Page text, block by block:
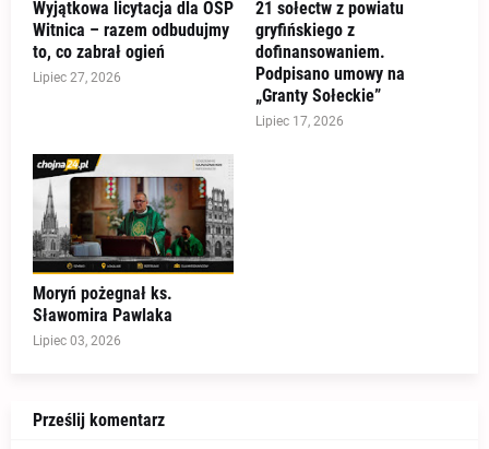
Wyjątkowa licytacja dla OSP
Witnica – razem odbudujmy
to, co zabrał ogień
Lipiec 27, 2026
21 sołectw z powiatu
gryfińskiego z
dofinansowaniem.
Podpisano umowy na
„Granty Sołeckie”
Lipiec 17, 2026
Moryń pożegnał ks.
Sławomira Pawlaka
Lipiec 03, 2026
Prześlij komentarz